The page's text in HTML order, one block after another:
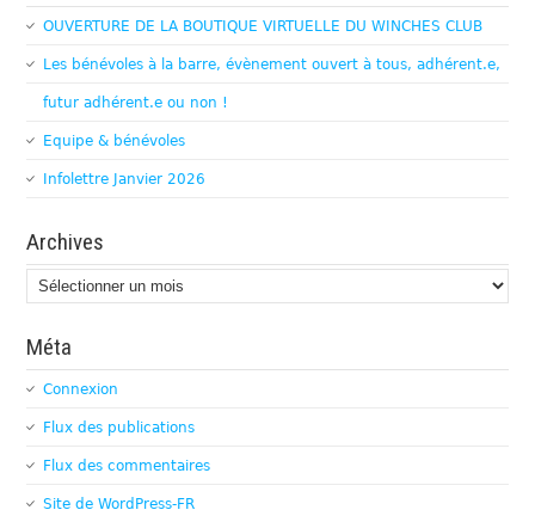
OUVERTURE DE LA BOUTIQUE VIRTUELLE DU WINCHES CLUB
Les bénévoles à la barre, évènement ouvert à tous, adhérent.e,
futur adhérent.e ou non !
Equipe & bénévoles
Infolettre Janvier 2026
Archives
Archives
Méta
Connexion
Flux des publications
Flux des commentaires
Site de WordPress-FR